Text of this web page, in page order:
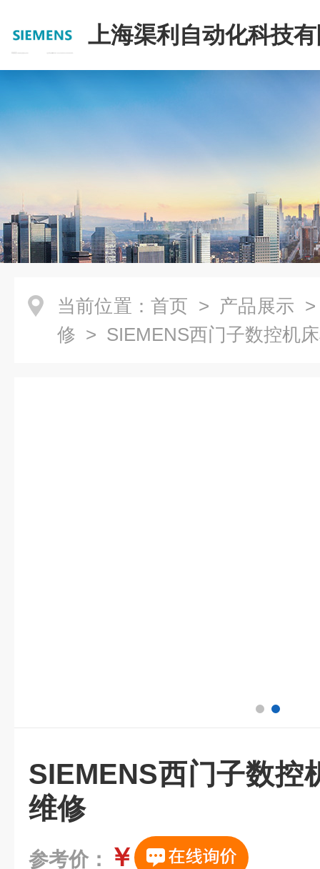
上海渠利自动化科技
当前位置： 首页 > 产品展示
修 > SIEMENS西门子数控机
SIEMENS西门子数控
维修
参考价： ￥